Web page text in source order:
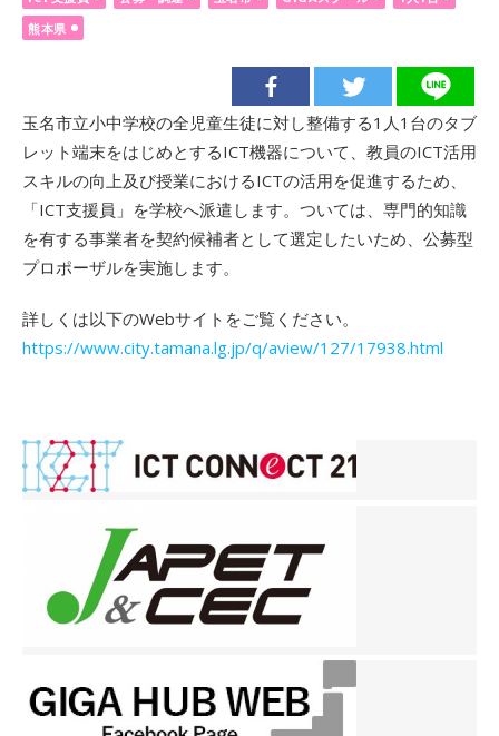
熊本県
玉名市立小中学校の全児童生徒に対し整備する1人1台のタブ
レット端末をはじめとするICT機器について、教員のICT活用
スキルの向上及び授業におけるICTの活用を促進するため、
「ICT支援員」を学校へ派遣します。ついては、専門的知識
を有する事業者を契約候補者として選定したいため、公募型
プロポーザルを実施します。
詳しくは以下のWebサイトをご覧ください。
https://www.city.tamana.lg.jp/q/aview/127/17938.html